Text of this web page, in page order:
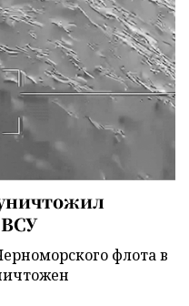
флота в